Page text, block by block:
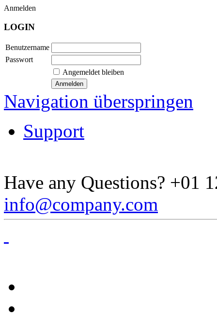
Anmelden
LOGIN
Benutzername
Passwort
Angemeldet bleiben
Navigation überspringen
Support
Have any Questions? +01
info@company.com